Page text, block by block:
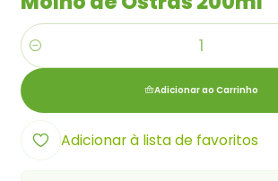
Quantidade
Adicionar ao Carrinho
Adicionar à lista de favoritos